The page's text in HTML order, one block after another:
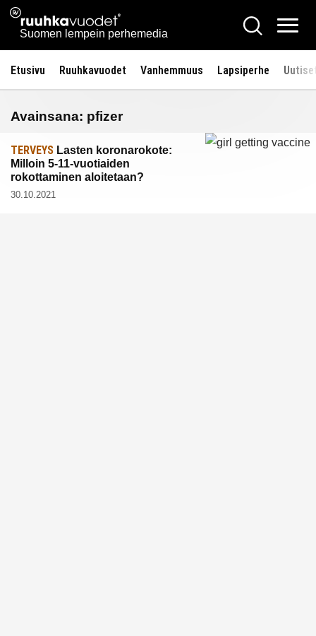
Siirry
sisältöön
Ruuhkavuodet.fi
Suomen lempein perhemedia
Hae
Etusivu Ruuhkavuodet Vanhemmuus Lapsiperhe
Avainsana: pfizer
TERVEYS Lasten koronarokote:
Milloin 5-11-vuotiaiden
rokottaminen aloitetaan?
30.10.2021